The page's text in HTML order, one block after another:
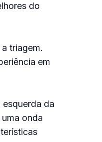
do
triagem.
em
esquerda da
onda